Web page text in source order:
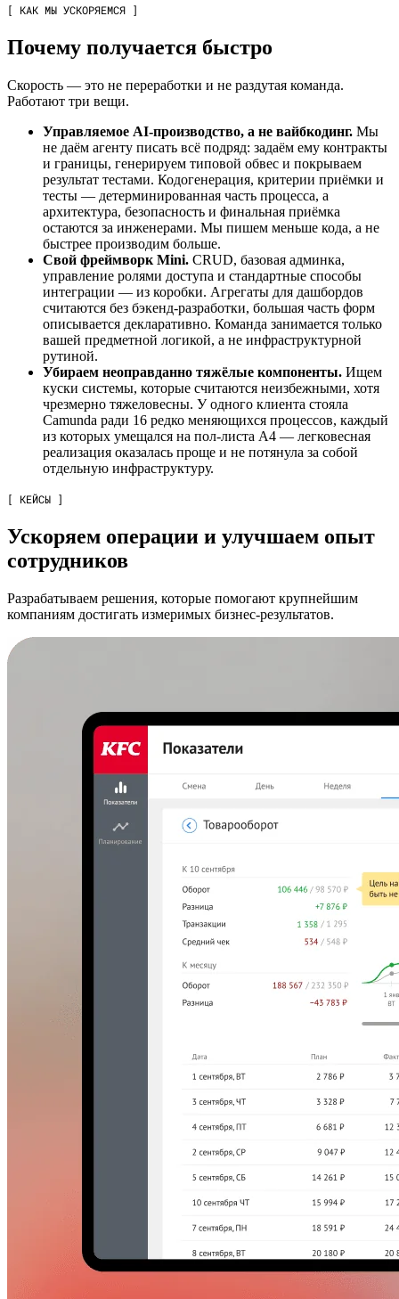
[ КАК МЫ УСКОРЯЕМСЯ ]
Почему получается быстро
Скорость — это не переработки и не раздутая команда.
Работают три вещи.
Управляемое AI-производство, а не вайбкодинг. Мы
не даём агенту писать всё подряд: задаём ему контракты
и границы, генерируем типовой обвес и покрываем
результат тестами. Кодогенерация, критерии приёмки и
тесты — детерминированная часть процесса, а
архитектура, безопасность и финальная приёмка
остаются за инженерами. Мы пишем меньше кода, а не
быстрее производим больше.
Свой фреймворк Mini. CRUD, базовая админка,
управление ролями доступа и стандартные способы
интеграции — из коробки. Агрегаты для дашбордов
считаются без бэкенд-разработки, большая часть форм
описывается декларативно. Команда занимается только
вашей предметной логикой, а не инфраструктурной
рутиной.
Убираем неоправданно тяжёлые компоненты. Ищем
куски системы, которые считаются неизбежными, хотя
чрезмерно тяжеловесны. У одного клиента стояла
Camunda ради 16 редко меняющихся процессов, каждый
из которых умещался на пол-листа A4 — легковесная
реализация оказалась проще и не потянула за собой
отдельную инфраструктуру.
[ КЕЙСЫ ]
Ускоряем операции и улучшаем опыт
сотрудников
Разрабатываем решения, которые помогают крупнейшим
компаниям достигать измеримых бизнес-результатов.